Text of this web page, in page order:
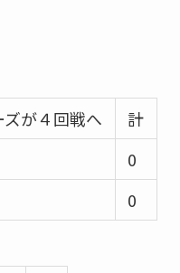
が４回戦へ
計
0
0